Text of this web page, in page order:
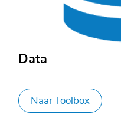
Data
Naar Toolbox